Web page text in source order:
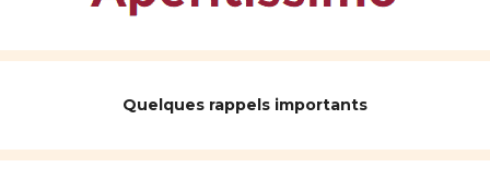
Quelques rappels importants